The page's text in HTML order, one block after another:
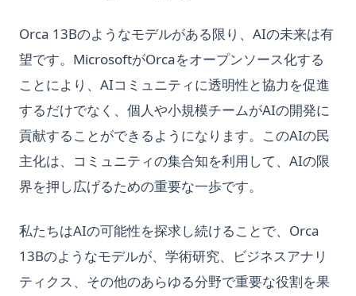
Orca 13Bのようなモデルがある限り、AIの未来は有
望です。MicrosoftがOrcaをオープンソース化する
ことにより、AIコミュニティに透明性と協力を促進
するだけでなく、個人や小規模チームがAIの開発に
貢献することができるようになります。このAIの民
主化は、コミュニティの集合知を利用して、AIの限
界を押し広げるための重要な一歩です。
私たちはAIの可能性を探求し続けることで、Orca
13Bのようなモデルが、学術研究、ビジネスアナリ
ティクス、その他のあらゆる分野で重要な役割を果